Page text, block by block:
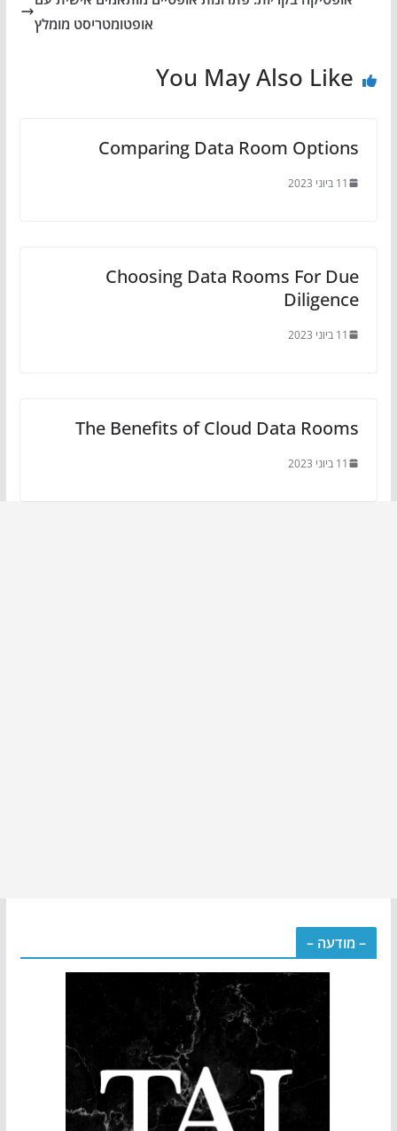
אופטומטריסט מומלץ
You May Also Like
Comparing Data Room Options
11 ביוני 2023
Choosing Data Rooms For Due
Diligence
11 ביוני 2023
The Benefits of Cloud Data Rooms
11 ביוני 2023
– מודעה –